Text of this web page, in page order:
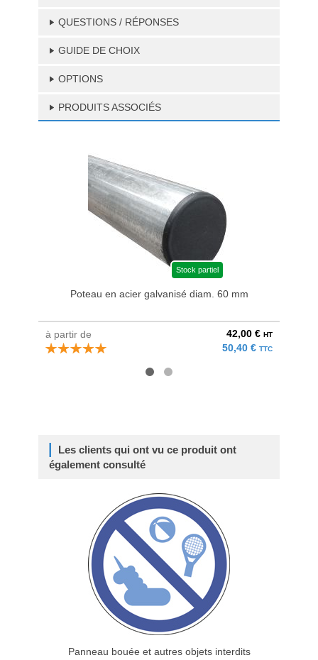
QUESTIONS / RÉPONSES
GUIDE DE CHOIX
OPTIONS
PRODUITS ASSOCIÉS
Stock partiel
Poteau en acier galvanisé diam. 60 mm
à partir de 42,00 € HT
50,40 € TTC
Les clients qui ont vu ce produit ont
également consulté
Panneau bouée et autres objets interdits